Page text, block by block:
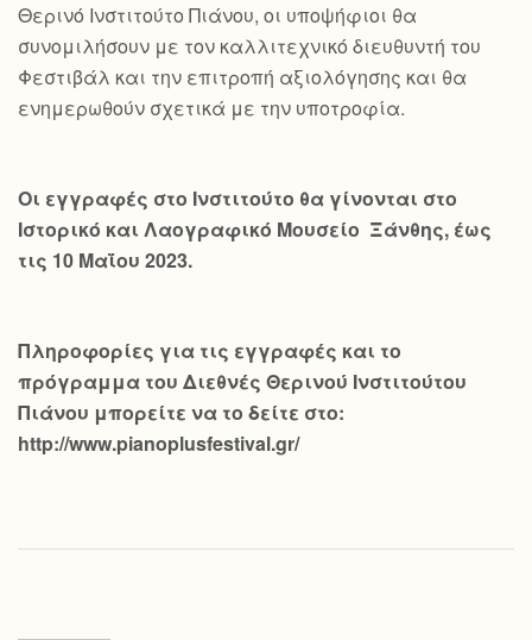
Θερινό Ινστιτούτο Πιάνου, οι υποψήφιοι θα
συνομιλήσουν με τον καλλιτεχνικό διευθυντή του
Φεστιβάλ και την επιτροπή αξιολόγησης και θα
ενημερωθούν σχετικά με την υποτροφία.
Οι εγγραφές στο Ινστιτούτο θα γίνονται στο
Ιστορικό και Λαογραφικό Μουσείο Ξάνθης, έως
τις 10 Μαΐου 2023.
Πληροφορίες για τις εγγραφές και το
πρόγραμμα του Διεθνές Θερινού Ινστιτούτου
Πιάνου μπορείτε να το δείτε στο:
http://www.pianoplusfestival.gr/